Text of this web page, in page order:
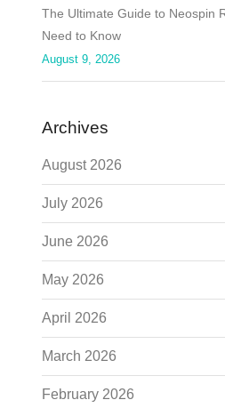
The Ultimate Guide to Neospin
Need to Know
August 9, 2026
Archives
August 2026
July 2026
June 2026
May 2026
April 2026
March 2026
February 2026